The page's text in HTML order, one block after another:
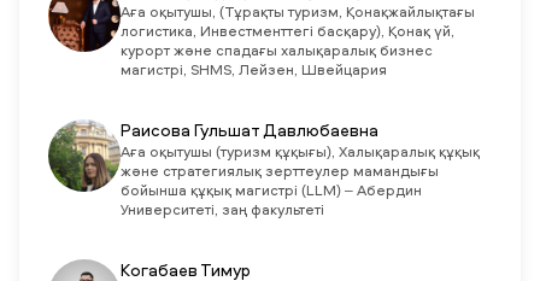
Аға оқытушы, (Тұрақты туризм, Қонақжайлықтағы
логистика, Инвестменттегі басқару), Қонақ үй,
курорт және спадағы халықаралық бизнес
магистрі, SHMS, Лейзен, Швейцария
Раисова Гульшат Давлюбаевна
Aға оқытушы (туризм құқығы), Халықаралық құқық
және стратегиялық зерттеулер мамандығы
бойынша құқық магистрі (LLM) – Абердин
Университеті, заң факультеті
Когабаев Тимур